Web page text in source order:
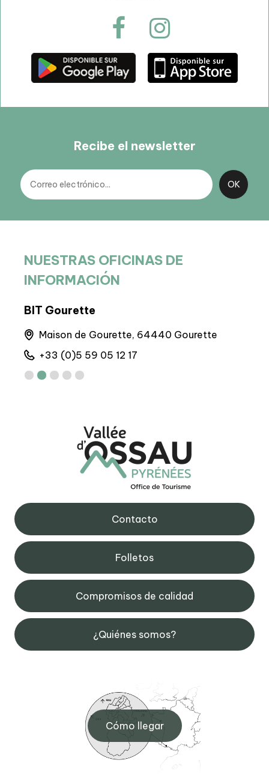
Recibe el newsletter
NUESTRAS OFICINAS DE
INFORMACIÓN
BIT Gourette
Maison de Gourette, 64440 Gourette
+33 (0)5 59 05 12 17
Contacto
Folletos
Compromisos de calidad
¿Quiénes somos?
Cómo llegar